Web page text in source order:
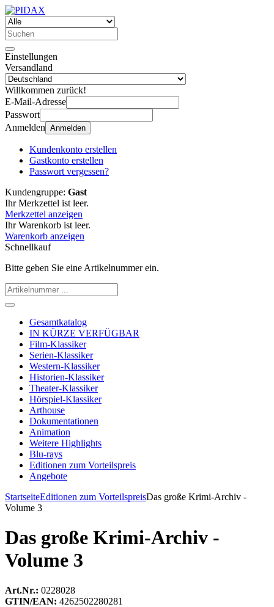
Einstellungen
Versandland
Willkommen zurück!
E-Mail-Adresse
Passwort
Anmelden Anmelden
Kundenkonto erstellen
Gastkonto erstellen
Passwort vergessen?
Kundengruppe: Gast
Ihr Merkzettel ist leer.
Merkzettel anzeigen
Ihr Warenkorb ist leer.
Warenkorb anzeigen
Schnellkauf
Bitte geben Sie eine Artikelnummer ein.
Gesamtkatalog
IN KÜRZE VERFÜGBAR
Film-Klassiker
Serien-Klassiker
Western-Klassiker
Historien-Klassiker
Theater-Klassiker
Hörspiel-Klassiker
Arthouse
Dokumentationen
Animation
Weitere Highlights
Blu-rays
Editionen zum Vorteilspreis
Angebote
StartseiteEditionen zum VorteilspreisDas große Krimi-Archiv -
Volume 3
Das große Krimi-Archiv -
Volume 3
Art.Nr.: 0228028
GTIN/EAN: 4262502280281